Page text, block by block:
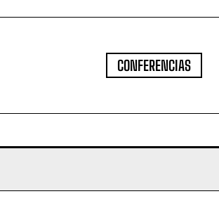
CONFERENCIAS